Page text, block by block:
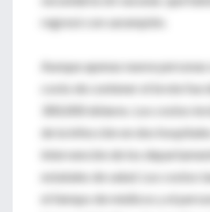
regresó con sarampión.
Aunque apenas nueve personas
costo de contener el brote fue
300,000 dólares. Los costos
de la infección en dos
intervención de los
estatales de salud. Los costos
el tiempo de médicos y el